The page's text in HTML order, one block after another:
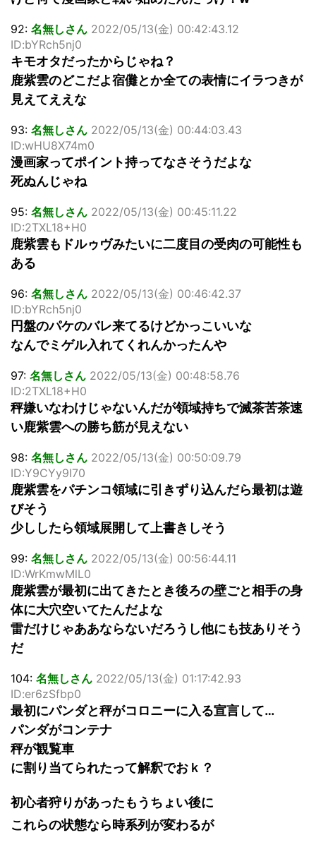
92: 名無しさん 2022/05/13(金) 00:42:43.12
ID:bYRch5nj0
キモオタだったからじゃね？
鹿紫雲のどこだよ宿儺とか全ての表情にイラつきが
見えてええな
93: 名無しさん 2022/05/13(金) 00:44:03.43
ID:wHU8X74m0
漫画家ってポイント持ってなさそうだよな
死ぬんじゃね
95: 名無しさん 2022/05/13(金) 00:45:11.22
ID:2TXL18+H0
鹿紫雲もドルゥヴみたいに二度目の受肉の可能性も
ある
96: 名無しさん 2022/05/13(金) 00:46:42.37
ID:bYRch5nj0
円盤のパケのバレ来てるけどかっこいいな
なんでミゲル入れてくれんかったんや
97: 名無しさん 2022/05/13(金) 00:48:58.76
ID:2TXL18+H0
秤嫌いなわけじゃないんだが領域持ちで滅茶苦茶速
い鹿紫雲への勝ち筋が見えない
98: 名無しさん 2022/05/13(金) 00:50:09.79
ID:Y9CYy9I70
鹿紫雲をパチンコ領域に引きずり込んだら最初は遊
びそう
少ししたら領域展開して上書きしそう
99: 名無しさん 2022/05/13(金) 00:56:44.11
ID:WrKmwMlL0
鹿紫雲が最初に出てきたとき後ろの壁ごと相手の身
体に大穴空いてたんだよな
雷だけじゃああならないだろうし他にも技ありそう
だ
104: 名無しさん 2022/05/13(金) 01:17:42.93
ID:er6zSfbp0
最初にパンダと秤がコロニーに入る宣言して…
パンダがコンテナ
秤が観覧車
に割り当てられたって解釈でおｋ？
初心者狩りがあったもうちょい後に
これらの状態なら時系列が変わるが